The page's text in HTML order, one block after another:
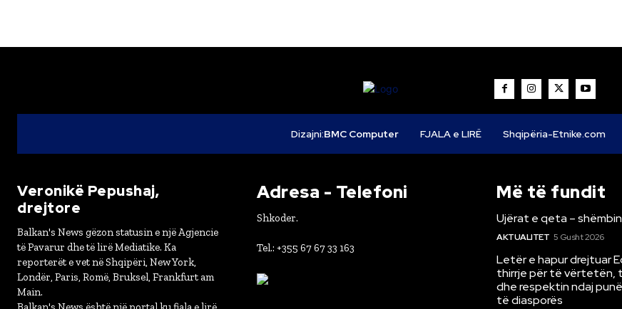
Dizajni:BMC Computer FJALA e LIRË Shqipëria-Etnike.com
Veronikë Pepushaj,
drejtore
Balkan's News gëzon statusin e një Agjencie
të Pavarur dhe të lirë Mediatike. Ka
reporterët e vet në Shqipëri, New York,
Londër, Paris, Romë, Bruksel, Frankfurt am
Main.
Adresa - Telefoni
Shkoder.
Tel.: +355 67 67 33 163
Më të fundit
Ujërat e qeta –
AKTUALITET 5 Gusht 2026
Letër e hapur drejtuar
thirrje për të vërtetën,
dhe respektin ndaj
të diasporës